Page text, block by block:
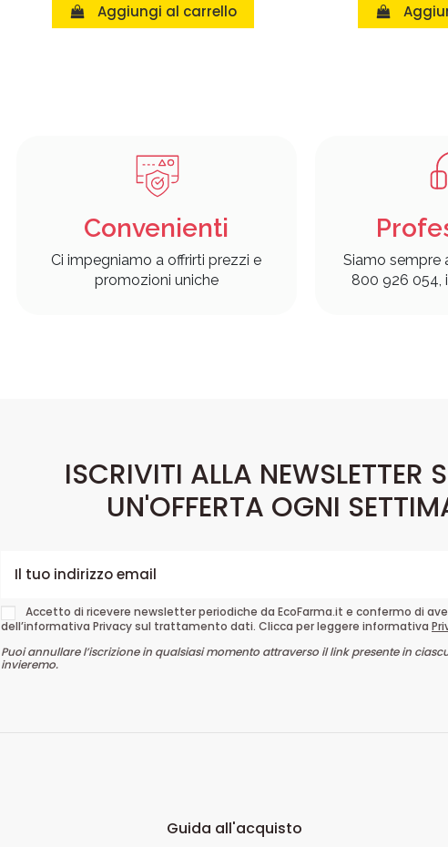
Aggiungi al carrello
Convenienti
Ci impegniamo a offrirti prezzi e
promozioni uniche
Siamo sempre
800 926 054,
ISCRIVITI ALLA NEWSLETTER
UN'OFFERTA OGNI
Accetto di ricevere newsletter periodiche da EcoFarma.it e confermo di
dell’informativa Privacy sul trattamento dati. Clicca per leggere informativa
Puoi annullare l’iscrizione in qualsiasi momento attraverso il link presente in
invieremo.
Guida all'acquisto